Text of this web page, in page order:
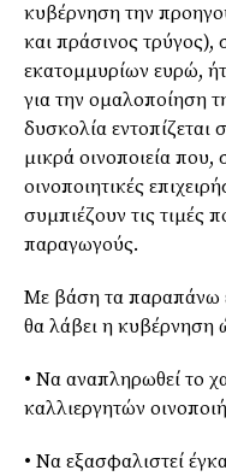
κυβέρνηση την
και πράσινος τρύγος),
εκατομμυρίων ευρώ,
για την ομαλοποίηση
δυσκολία εντοπίζεται
μικρά οινοποιεία που,
οινοποιητικές
συμπιέζουν τις τιμές
παραγωγούς.
Με βάση τα παραπάνω
θα λάβει η κυβέρνηση
• Να αναπληρωθεί το
καλλιεργητών
• Να εξασφαλιστεί